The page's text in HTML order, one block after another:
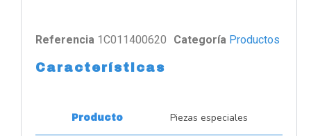
Referencia 1C011400620 Categoría Productos
Características
Producto Piezas especiales